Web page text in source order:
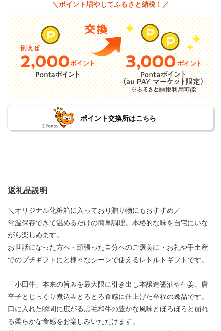
＼ポイント増やしてふるさと納税！／
ポイント交換所はこちら
返礼品説明
＼オリジナル化粧箱に入っており贈り物にもおすすめ／
常温保存できて温めるだけの簡単調理。本格的な味を自宅にいな
がら楽しめます。
お世話になった方へ・頑張った自分へのご褒美に・お礼や手土産
でのプチギフトにと様々なシーンで使えるレトルトギフトです。
「小田牛」本来の旨みを最大限に引き出し本醸造醤油や生姜、唐
辛子とじっくり煮込みとろとろ食感に仕上げた至福の逸品です。
口に入れた瞬間に広がる黒毛和牛の豊かな風味とほろほろと崩れ
る柔らかな食感をお楽しみいただけます。